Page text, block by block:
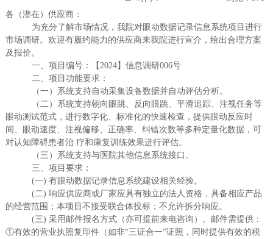
各（潜在）供应商：
为充分了解市场情况，我院对眼动数据记录信息系统项目进行
市场调研。欢迎有履约能力的供应商来我院进行宣介，给出合理方案
及报价。
一、项目编号：【 2024】信息调研006号
二、项目功能要求：
（一）系统支持自动采集设备数据并自动评估分析。
（二）系统支持朝向眼跳、反向眼跳、平滑追踪、注视任务等
眼动测试范式，进行数字化、标准化的快速检查，提供眼动反应时
间、眼动速度、注视偏移、正确率、纠错次数等多种定量化数据，可
对认知障碍患者治 疗和康复训练效果进行评估。
（三）系统支持与医院其他信息系统接口。
三、项目要求：
(一) 有眼动数据记录信息系统建设相关经验。
(二) 响应供应商或厂家应具有独立的法人资格，具备相应产品
的经营范围；本项目不接受联合体投标；不允许拆分响应。
(三) 采用邮件报名方式（亦可提前来电咨询）。邮件需提供：
①有效的营业执照复印件（如非“三证合一”证照，同时提供有效的税